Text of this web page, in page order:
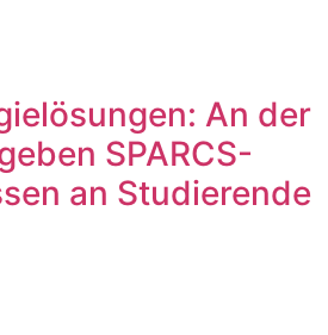
An der
SPARCS-
an Studierende